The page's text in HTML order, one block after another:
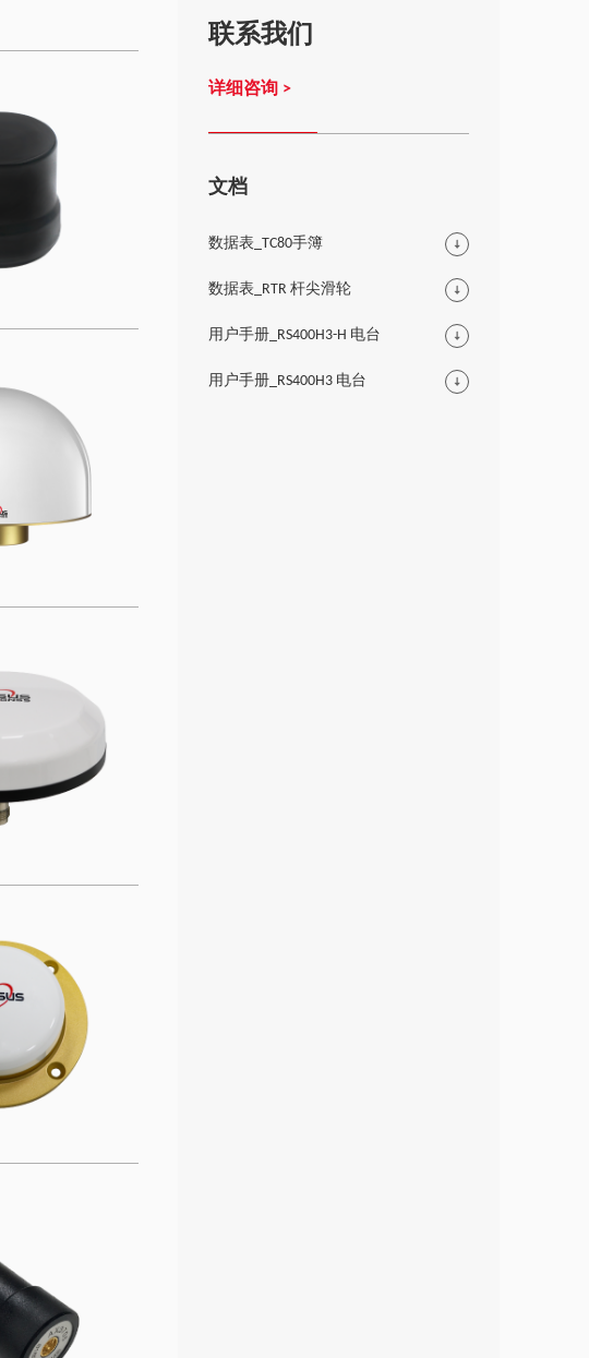
联系我们
详细咨询 >
文档
数据表_TC80手簿
数据表_RTR 杆尖滑轮
用户手册_RS400H3-H 电台
用户手册_RS400H3 电台